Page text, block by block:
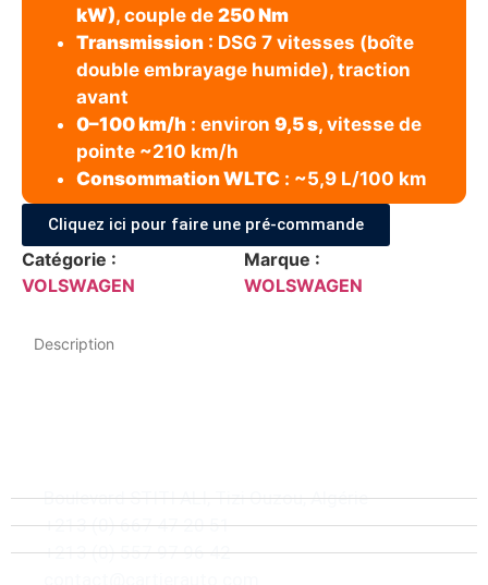
kW), couple de 250 Nm
Transmission : DSG 7 vitesses (boîte
double embrayage humide), traction
avant
0–100 km/h : environ 9,5 s, vitesse de
pointe ~210 km/h
Consommation WLTC : ~5,9 L/100 km
Cliquez ici pour faire une pré-commande
Catégorie :
VOLSWAGEN
Marque :
WOLSWAGEN
Description
Boulevard STITI ALI, Tizi Ouzou, Algérie
+213 (0) 667 47 20 51
+213 (0) 557 97 96 42